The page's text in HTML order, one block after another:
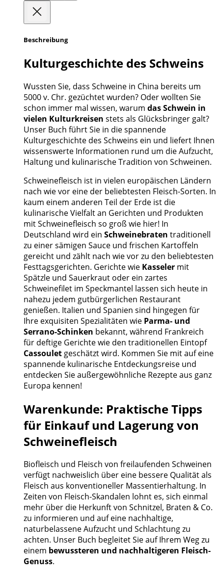
Beschreibung
Kulturgeschichte des Schweins
Wussten Sie, dass Schweine in China bereits um
5000 v. Chr. gezüchtet wurden? Oder wollten Sie
schon immer mal wissen, warum das Schwein in
vielen Kulturkreisen stets als Glücksbringer galt?
Unser Buch führt Sie in die spannende
Kulturgeschichte des Schweins ein und liefert Ihnen
wissenswerte Informationen rund um die Aufzucht,
Haltung und kulinarische Tradition von Schweinen.
Schweinefleisch ist in vielen europäischen Ländern
nach wie vor eine der beliebtesten Fleisch-Sorten. In
kaum einem anderen Teil der Erde ist die
kulinarische Vielfalt an Gerichten und Produkten
mit Schweinefleisch so groß wie hier! In
Deutschland wird ein Schweinebraten traditionell
zu einer sämigen Sauce und frischen Kartoffeln
gereicht und zählt nach wie vor zu den beliebtesten
Festtagsgerichten. Gerichte wie Kasseler mit
Spätzle und Sauerkraut oder ein zartes
Schweinefilet im Speckmantel lassen sich heute in
nahezu jedem gutbürgerlichen Restaurant
genießen. Italien und Spanien sind hingegen für
Ihre exquisiten Spezialitäten wie Parma- und
Serrano-Schinken bekannt, während Frankreich
für deftige Gerichte wie den traditionellen Eintopf
Cassoulet geschätzt wird. Kommen Sie mit auf eine
spannende kulinarische Entdeckungsreise und
entdecken Sie außergewöhnliche Rezepte aus ganz
Europa kennen!
Warenkunde: Praktische Tipps
für Einkauf und Lagerung von
Schweinefleisch
Biofleisch und Fleisch von freilaufenden Schweinen
verfügt nachweislich über eine bessere Qualität als
Fleisch aus konventioneller Massentierhaltung. In
Zeiten von Fleisch-Skandalen lohnt es, sich einmal
mehr über die Herkunft von Schnitzel, Braten & Co.
zu informieren und auf eine nachhaltige,
naturbelassene Aufzucht und Schlachtung zu
achten. Unser Buch begleitet Sie auf Ihrem Weg zu
einem bewussteren und nachhaltigeren Fleisch-
Genuss.